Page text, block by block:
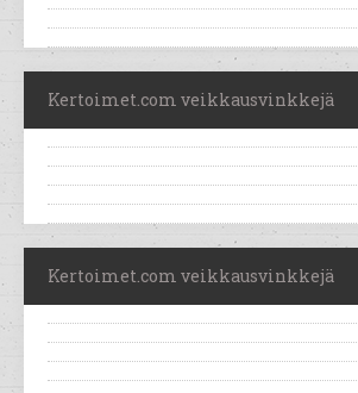
Kertoimet.com veikkausvinkkejä
Kertoimet.com veikkausvinkkejä